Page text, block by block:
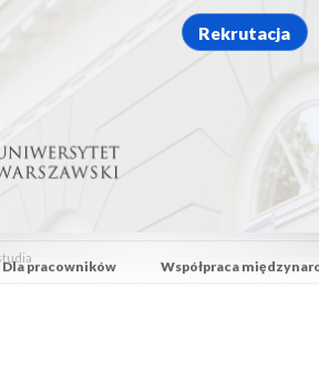
Rekrutacja
Dla pracowników Współpraca